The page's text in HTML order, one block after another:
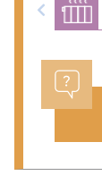
Previous